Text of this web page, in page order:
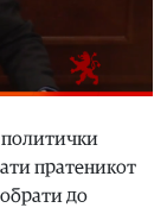
политички
пратеникот
до